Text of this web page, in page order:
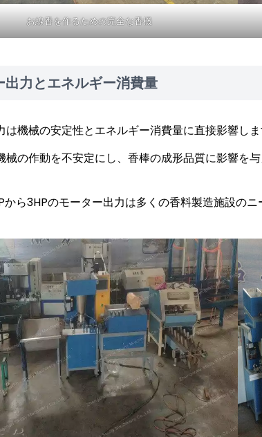
お線香を作るための完全な香機
出力とエネルギー消費量
は機械の安定性とエネルギー消費量に直接影響しま
械の作動を不安定にし、香棒の成形品質に影響を
から3HPのモーター出力は多くの香料製造施設のニ